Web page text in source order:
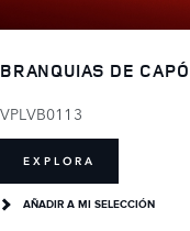
BRANQUIAS DE
VPLVB0113
EXPLORA
AÑADIR A MI SELECCIÓN